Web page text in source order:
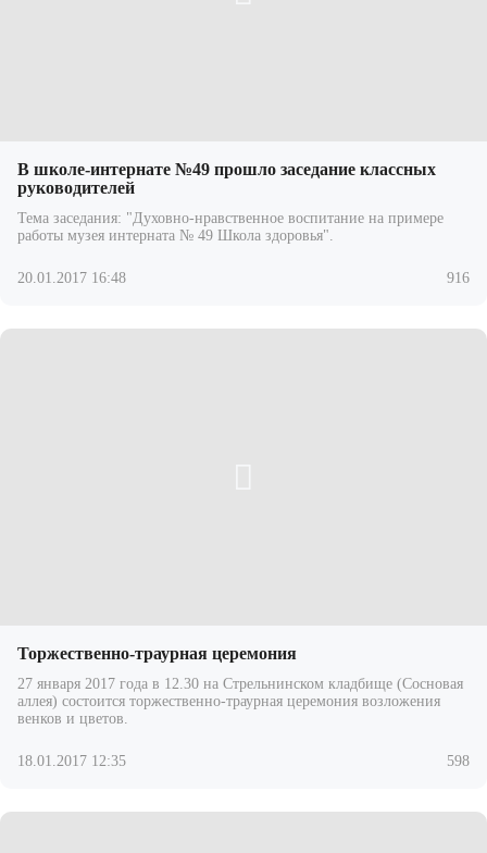
В школе-интернате №49 прошло заседание классных
руководителей
Тема заседания: "Духовно-нравственное воспитание на примере
работы музея интерната № 49 Школа здоровья".
20.01.2017 16:48 916
Торжественно-траурная церемония
27 января 2017 года в 12.30 на Стрельнинском кладбище (Сосновая
аллея) состоится торжественно-траурная церемония возложения
венков и цветов.
18.01.2017 12:35 598